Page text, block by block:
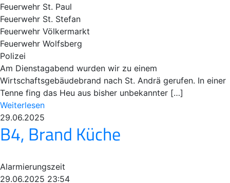
Feuerwehr St. Paul
Feuerwehr St. Stefan
Feuerwehr Völkermarkt
Feuerwehr Wolfsberg
Polizei
Am Dienstagabend wurden wir zu einem
Wirtschaftsgebäudebrand nach St. Andrä gerufen. In einer
Tenne fing das Heu aus bisher unbekannter […]
Weiterlesen
29.06.2025
B4, Brand Küche
Alarmierungszeit
29.06.2025 23:54